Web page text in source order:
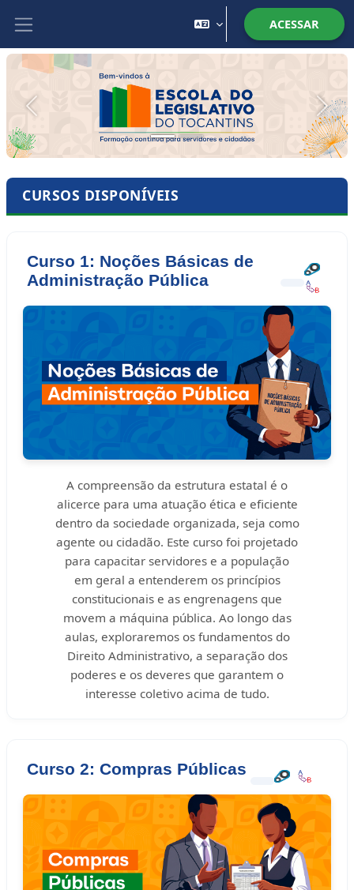
ACESSAR
Anterior
CURSOS DISPONÍVEIS
Curso 1: Noções Básicas de
Administração Pública
A compreensão da estrutura estatal é o
alicerce para uma atuação ética e eficiente
dentro da sociedade organizada, seja como
agente ou cidadão. Este curso foi projetado
para capacitar servidores e a população
em geral a entenderem os princípios
constitucionais e as engrenagens que
movem a máquina pública. Ao longo das
aulas, exploraremos os fundamentos do
Direito Administrativo, a separação dos
poderes e os deveres que garantem o
interesse coletivo acima de tudo.
Curso 2: Compras Públicas